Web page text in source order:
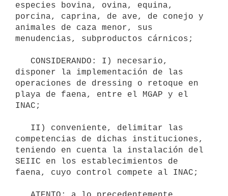
especies bovina, ovina, equina,
porcina, caprina, de ave, de conejo y
animales de caza menor, sus
menudencias, subproductos cárnicos;
disponer la implementación de las
operaciones de dressing o retoque en
playa de faena, entre el MGAP y el
INAC;
competencias de dichas instituciones,
teniendo en cuenta la instalación del
SEIIC en los establecimientos de
faena, cuyo control compete al INAC;